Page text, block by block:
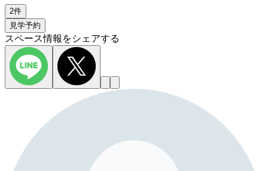
2件
見学予約
スペース情報をシェアする